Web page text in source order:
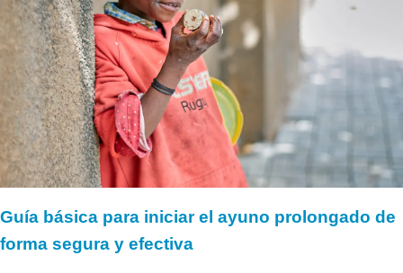
Guía básica para iniciar el ayuno prolongado de
forma segura y efectiva